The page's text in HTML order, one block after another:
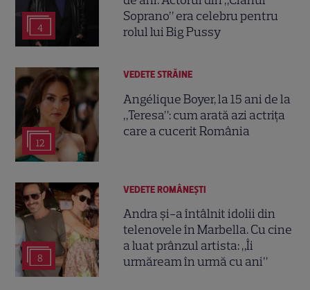
4
Soprano” era celebru pentru
rolul lui Big Pussy
12
VEDETE STRĂINE
Angélique Boyer, la 15 ani de la
„Teresa”: cum arată azi actrița
care a cucerit România
8
VEDETE ROMÂNEŞTI
Andra și-a întâlnit idolii din
telenovele în Marbella. Cu cine
a luat prânzul artista: „Îi
urmăream în urmă cu ani”